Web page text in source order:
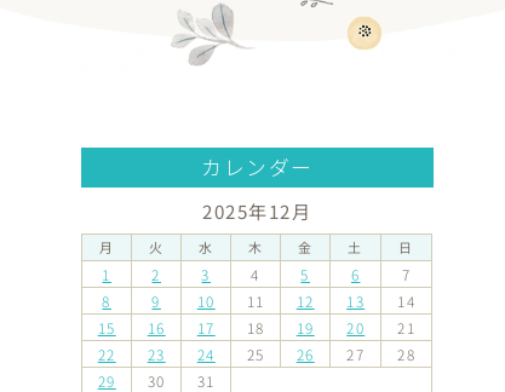
カレンダー
2025年12月
月 火 水 木 金 土 日
1 2 3 4 5 6
7
8
9 10 11 12 13
14
15
16 17 18 19 20
21
22
23 24 25 26 27
28
29
30 31